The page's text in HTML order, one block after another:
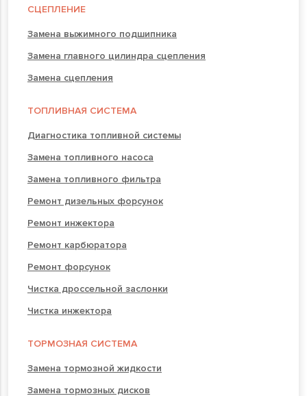
СЦЕПЛЕНИЕ
Замена выжимного подшипника
Замена главного цилиндра сцепления
Замена сцепления
ТОПЛИВНАЯ СИСТЕМА
Диагностика топливной системы
Замена топливного насоса
Замена топливного фильтра
Ремонт дизельных форсунок
Ремонт инжектора
Ремонт карбюратора
Ремонт форсунок
Чистка дроссельной заслонки
Чистка инжектора
ТОРМОЗНАЯ СИСТЕМА
Замена тормозной жидкости
Замена тормозных дисков